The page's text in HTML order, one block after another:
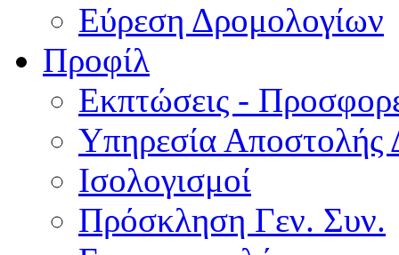
Εύρεση Δρομολογίων
Προφίλ
Εκπτώσεις -
Υπηρεσία Αποστολής
Ισολογισμοί
Πρόσκληση Γεν. Συν.